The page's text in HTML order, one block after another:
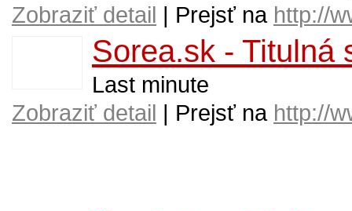
Zobraziť detail | Prejsť na http://
Sorea.sk - Titulná
Last minute
Zobraziť detail | Prejsť na http://